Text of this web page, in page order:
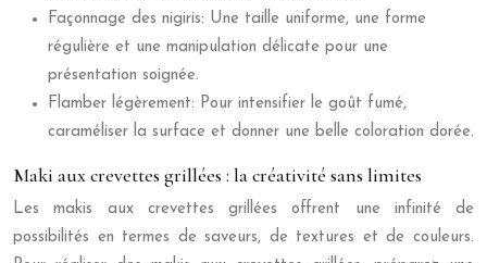
Façonnage des nigiris: Une taille uniforme, une forme
régulière et une manipulation délicate pour une
présentation soignée.
Flamber légèrement: Pour intensifier le goût fumé,
caraméliser la surface et donner une belle coloration dorée.
Maki aux crevettes grillées : la créativité sans limites
Les makis aux crevettes grillées offrent une infinité de
possibilités en termes de saveurs, de textures et de couleurs.